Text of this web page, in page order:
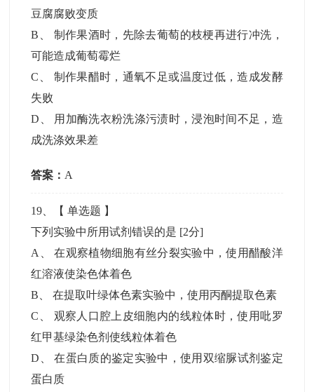
豆腐腐败变质
B
制作果酒时，先除去葡萄的枝梗再进行冲洗，
可能造成葡萄霉烂
C
制作果醋时，通氧不足或温度过低，造成发酵
失败
D
用加酶洗衣粉洗涤污渍时，浸泡时间不足，造
成洗涤效果差
答案： A
19 、【单选题 】
下列实验中所用试剂错误的是 [2分]
A
、在观察植物细胞有丝分裂实验中，使用醋酸洋
红溶液使染色体着色
B 、在提取叶绿体色素实验中，使用丙酮提取色素
C
观察人口腔上皮细胞内的线粒体时，使用吡罗
红甲基绿染色剂使线粒体着色
D 、在蛋白质的鉴定实验中，使用双缩脲试剂鉴定
蛋白质